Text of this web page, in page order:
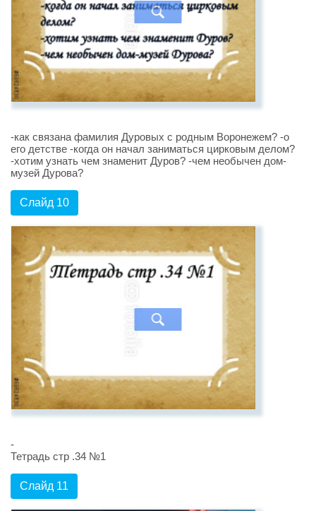
-как связана фамилия Дуровых с родным Воронежем? -о
его детстве -когда он начал заниматься цирковым делом?
-хотим узнать чем знаменит Дуров? -чем необычен дом-
музей Дурова?
Слайд 10
-
Тетрадь стр .34 №1
Слайд 11